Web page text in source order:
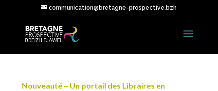
communication@bretagne-prospective.bzh
Nouveauté – Un portail des Libraires en